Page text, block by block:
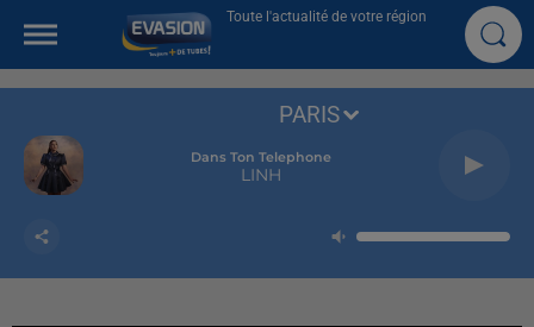
Toute l'actualité de votre région
Dans Ton Telephone
LINH
PARIS